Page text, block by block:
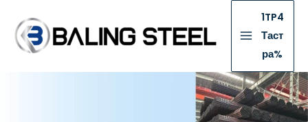
1TP4
Таст
ра%